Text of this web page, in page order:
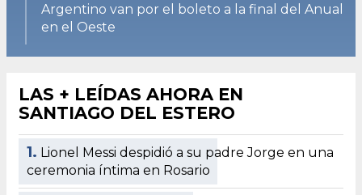
Argentino van por el boleto a la final del Anual
en el Oeste
LAS + LEÍDAS AHORA EN
SANTIAGO DEL ESTERO
1. Lionel Messi despidió a su padre Jorge en una
ceremonia íntima en Rosario